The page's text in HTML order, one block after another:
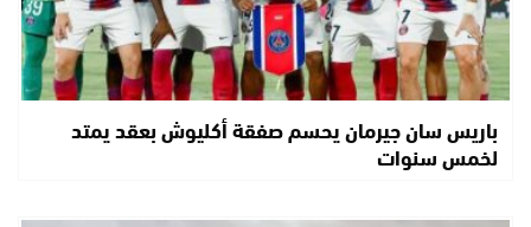
باريس سان جيرمان يحسم صفقة أكليوش بعقد يمتد
لخمس سنوات